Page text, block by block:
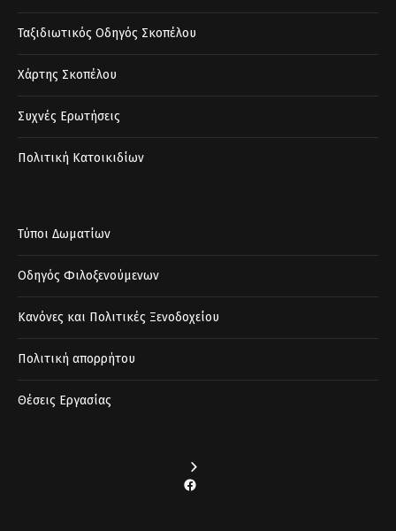
Ταξιδιωτικός Οδηγός Σκοπέλου
Χάρτης Σκοπέλου
Συχνές Ερωτήσεις
Πολιτική Κατοικιδίων
Τύποι Δωματίων
Οδηγός Φιλοξενούμενων
Κανόνες και Πολιτικές Ξενοδοχείου
Πολιτική απορρήτου
Θέσεις Εργασίας
Facebook